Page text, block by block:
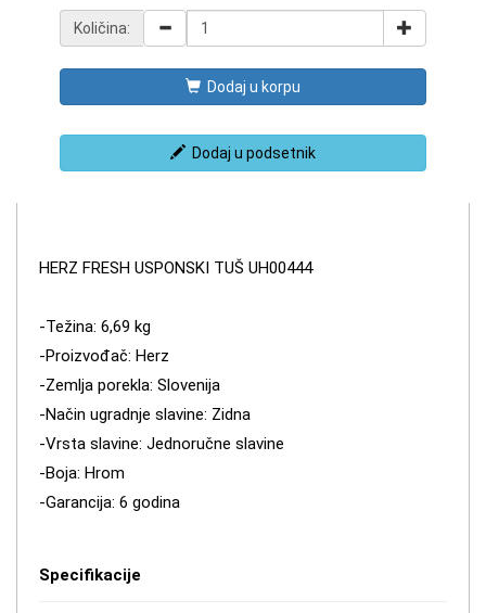
Količina:
Dodaj u korpu
Dodaj u podsetnik
HERZ FRESH USPONSKI TUŠ UH00444
-Težina: 6,69 kg
-Proizvođač: Herz
-Zemlja porekla: Slovenija
-Način ugradnje slavine: Zidna
-Vrsta slavine: Jednoručne slavine
-Boja: Hrom
-Garancija: 6 godina
Specifikacije